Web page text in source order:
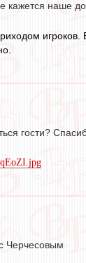
наше
гости?
Черчесовым